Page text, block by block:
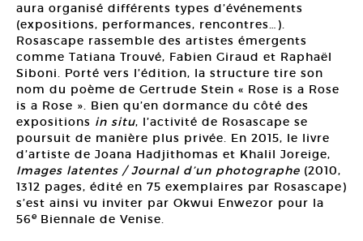
aura organisé différents types d’événements
(expositions, performances, rencontres…).
Rosascape rassemble des artistes émergents
comme Tatiana Trouvé, Fabien Giraud et Raphaël
Siboni. Porté vers l’édition, la structure tire son
nom du poème de Gertrude Stein « Rose is a Rose
is a Rose ». Bien qu’en dormance du côté des
expositions in situ, l’activité de Rosascape se
poursuit de manière plus privée. En 2015, le livre
d’artiste de Joana Hadjithomas et Khalil Joreige,
Images latentes / Journal d’un photographe (2010,
1312 pages, édité en 75 exemplaires par Rosascape)
s’est ainsi vu inviter par Okwui Enwezor pour la
56e Biennale de Venise.